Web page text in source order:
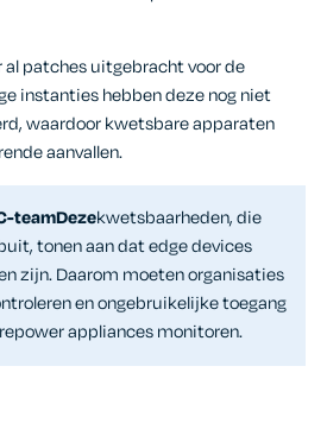
patches uitgebracht voor de
instanties hebben deze nog niet
waardoor kwetsbare apparaten
aanvallen.
teamDezekwetsbaarheden, die
tonen aan dat edge devices
zijn. Daarom moeten organisaties
en ongebruikelijke toegang
appliances monitoren.